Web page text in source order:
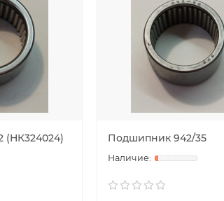
(НК324024) Подшипник 942/35